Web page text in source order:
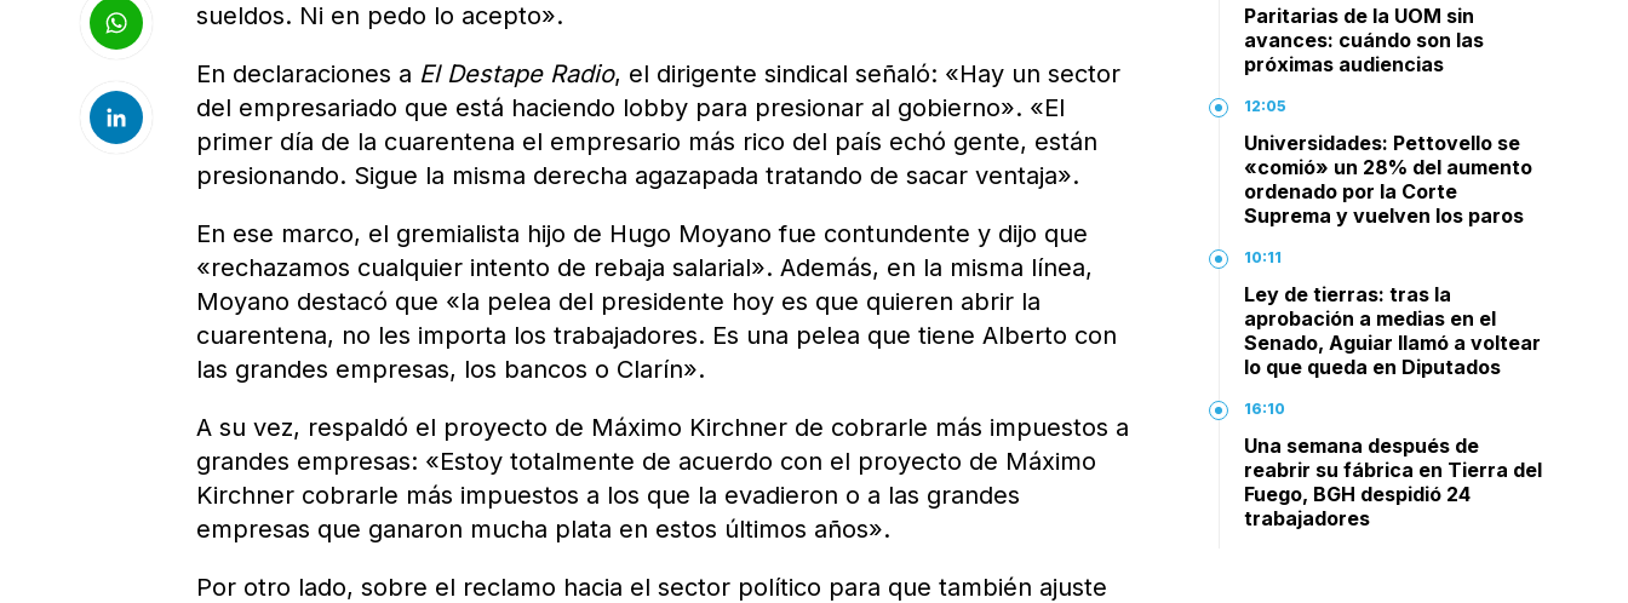
sueldos. Ni en pedo lo acepto».
En declaraciones a El Destape Radio, el dirigente sindical señaló: «Hay un sector
del empresariado que está haciendo lobby para presionar al gobierno». «El
primer día de la cuarentena el empresario más rico del país echó gente, están
presionando. Sigue la misma derecha agazapada tratando de sacar ventaja».
En ese marco, el gremialista hijo de Hugo Moyano fue contundente y dijo que
«rechazamos cualquier intento de rebaja salarial». Además, en la misma línea,
Moyano destacó que «la pelea del presidente hoy es que quieren abrir la
cuarentena, no les importa los trabajadores. Es una pelea que tiene Alberto con
las grandes empresas, los bancos o Clarín».
A su vez, respaldó el proyecto de Máximo Kirchner de cobrarle más impuestos a
grandes empresas: «Estoy totalmente de acuerdo con el proyecto de Máximo
Kirchner cobrarle más impuestos a los que la evadieron o a las grandes
empresas que ganaron mucha plata en estos últimos años».
Por otro lado, sobre el reclamo hacia el sector político para que también ajuste
Paritarias de la UOM sin
avances: cuándo son las
próximas audiencias
12:05
Universidades: Pettovello se
«comió» un 28% del aumento
ordenado por la Corte
Suprema y vuelven los paros
10:11
Ley de tierras: tras la
aprobación a medias en el
Senado, Aguiar llamó a voltear
lo que queda en Diputados
16:10
Una semana después de
reabrir su fábrica en Tierra del
Fuego, BGH despidió 24
trabajadores